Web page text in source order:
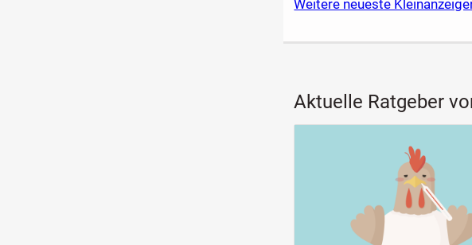
Weitere neueste
Aktuelle Ratgeber